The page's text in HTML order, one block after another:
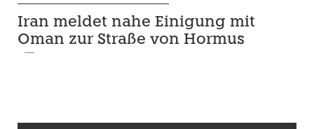
Iran meldet nahe Einigung mit
Oman zur Straße von Hormus